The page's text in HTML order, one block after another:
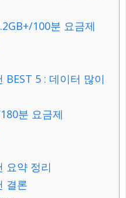
100분 요금제
BEST 5 : 데이터 많이
분 요금제
요약 정리
결론